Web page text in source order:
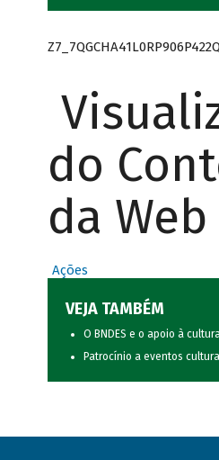
do
da Web
Ações
VEJA TAMBÉM
O BNDES e o apoio à
Patrocínio a eventos